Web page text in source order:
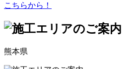
こちらから！
熊本県